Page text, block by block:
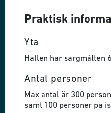
Praktisk
Yta
Hallen har sargmåtten
Antal personer
Max antal är 300
samt 100 personer på